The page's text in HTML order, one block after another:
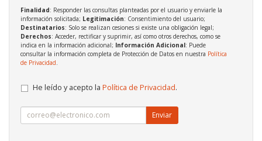
Finalidad: Responder las consultas planteadas por el usuario y enviarle la
información solicitada; Legitimación: Consentimiento del usuario;
Destinatarios: Solo se realizan cesiones si existe una obligación legal;
Derechos: Acceder, rectificar y suprimir, así como otros derechos, como se
indica en la información adicional; Información Adicional: Puede
consultar la información completa de Protección de Datos en nuestra Política
de Privacidad
He leído y acepto la Política de Privacidad.
Enviar